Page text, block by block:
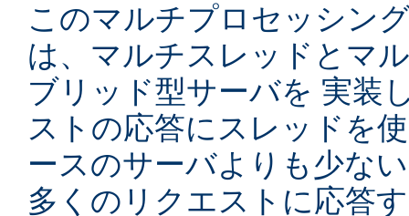
このマルチプロセッシン
は、マルチスレッドとマ
ブリッド型サーバを 実装
ストの応答にスレッドを
ースのサーバよりも少な
多くのリクエストに応答